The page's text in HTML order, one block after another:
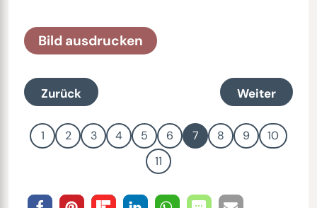
Bild ausdrucken
Zurück Weiter
1 2 3 4 5 6 7 8 9
10
11